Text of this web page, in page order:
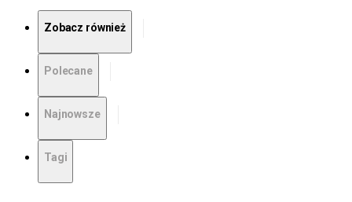
Zobacz również
Polecane
Najnowsze
Tagi